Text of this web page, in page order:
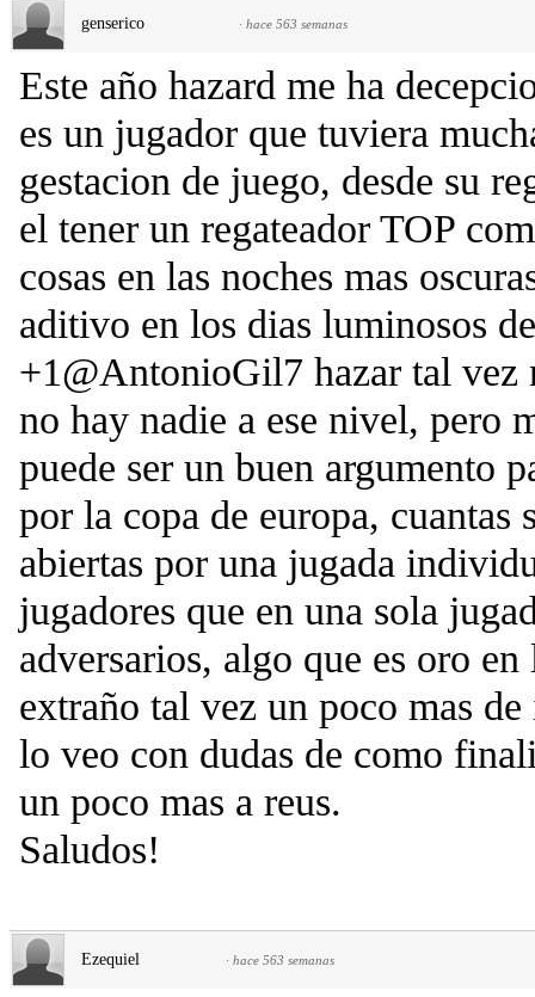
genserico · hace 563 semanas
Este año hazard me ha
es un jugador que tuviera
gestacion de juego, desde su
el tener un regateador TOP
cosas en las noches mas
aditivo en los dias luminosos
+1@AntonioGil7 hazar tal vez
no hay nadie a ese nivel, pero
puede ser un buen argumento
por la copa de europa, cuantas
abiertas por una jugada
jugadores que en una sola
adversarios, algo que es oro
extraño tal vez un poco mas
lo veo con dudas de como
un poco mas a reus.
Saludos!
Ezequiel · hace 563 semanas